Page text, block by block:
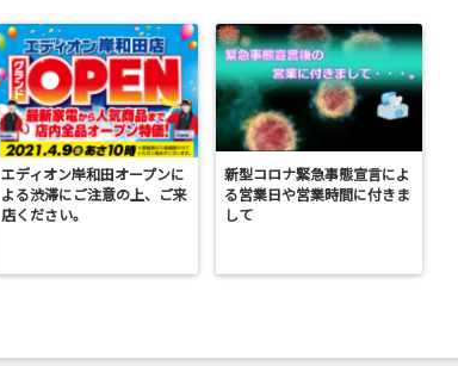
エディオン岸和田オープンに
よる渋滞にご注意の上、ご来
店ください。
新型コロナ緊急事態宣言によ
る営業日や営業時間に付きま
して